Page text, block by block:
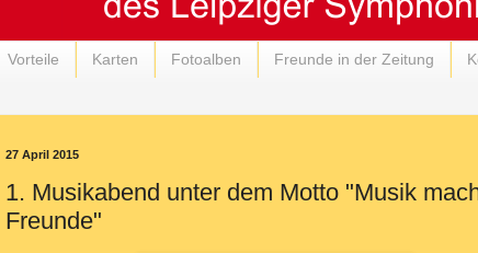
Vorteile Karten Fotoalben Freunde in der Zeitung
27 April 2015
1. Musikabend unter dem Motto "Musik
Freunde"